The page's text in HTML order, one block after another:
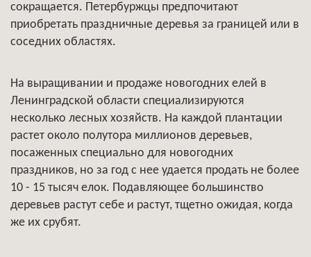
сокращается. Петербуржцы предпочитают
приобретать праздничные деревья за границей или в
соседних областях.
На выращивании и продаже новогодних елей в
Ленинградской области специализируются
несколько лесных хозяйств. На каждой плантации
растет около полутора миллионов деревьев,
посаженных специально для новогодних
праздников, но за год с нее удается продать не более
10 - 15 тысяч елок. Подавляющее большинство
деревьев растут себе и растут, тщетно ожидая, когда
же их срубят.